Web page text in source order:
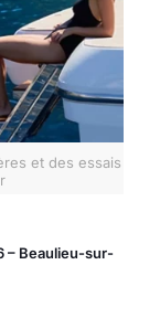
et des essais
– Beaulieu-sur-